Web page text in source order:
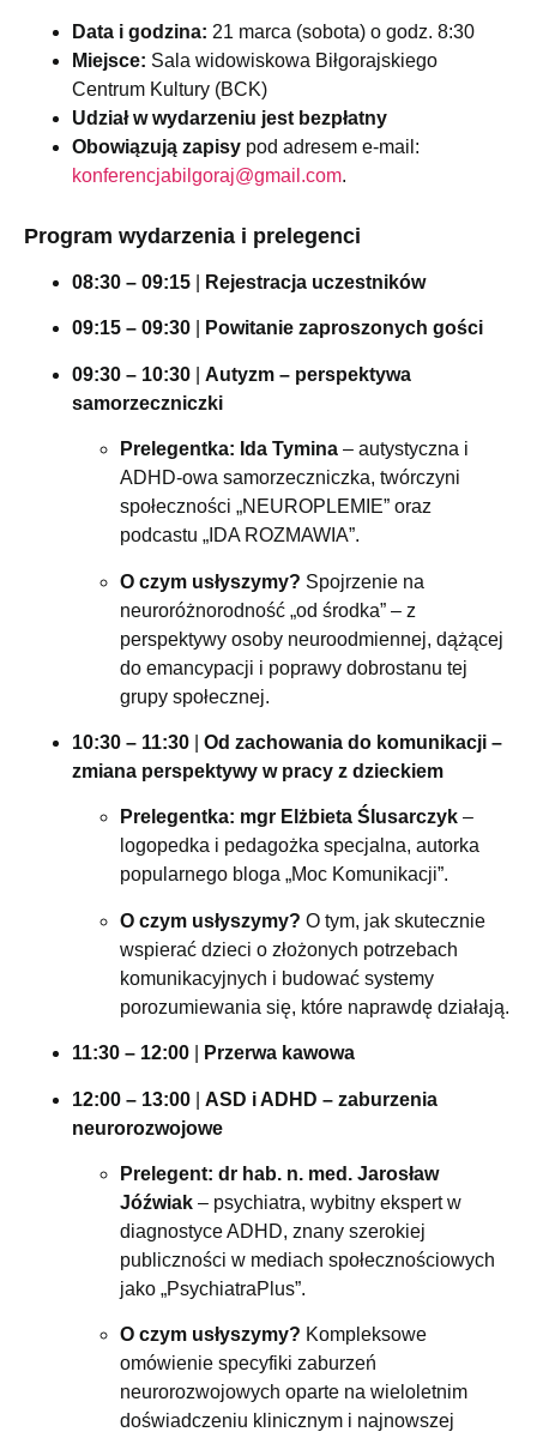
Data i godzina: 21 marca (sobota) o godz. 8:30
Miejsce: Sala widowiskowa Biłgorajskiego
Centrum Kultury (BCK)
Udział w wydarzeniu jest bezpłatny
Obowiązują zapisy pod adresem e-mail:
konferencjabilgoraj@gmail.com.
Program wydarzenia i prelegenci
08:30 – 09:15 Rejestracja uczestników
09:15 – 09:30 Powitanie zaproszonych gości
09:30 – 10:30
Autyzm – perspektywa
samorzeczniczki
Prelegentka: Ida Tymina – autystyczna i
ADHD-owa samorzeczniczka, twórczyni
społeczności „NEUROPLEMIE” oraz
podcastu „IDA ROZMAWIA”.
O czym usłyszymy? Spojrzenie na
neuroróżnorodność „od środka” – z
perspektywy osoby neuroodmiennej, dążącej
do emancypacji i poprawy dobrostanu tej
grupy społecznej.
10:30 – 11:30
Od zachowania do komunikacji –
zmiana perspektywy w pracy z dzieckiem
Prelegentka: mgr Elżbieta Ślusarczyk –
logopedka i pedagożka specjalna, autorka
popularnego bloga „Moc Komunikacji”.
O czym usłyszymy? O tym, jak skutecznie
wspierać dzieci o złożonych potrzebach
komunikacyjnych i budować systemy
porozumiewania się, które naprawdę działają.
11:30 – 12:00 Przerwa kawowa
12:00 – 13:00
ASD i ADHD – zaburzenia
neurorozwojowe
Prelegent: dr hab. n. med. Jarosław
Jóźwiak – psychiatra, wybitny ekspert w
diagnostyce ADHD, znany szerokiej
publiczności w mediach społecznościowych
jako „PsychiatraPlus”.
O czym usłyszymy? Kompleksowe
omówienie specyfiki zaburzeń
neurorozwojowych oparte na wieloletnim
doświadczeniu klinicznym i najnowszej